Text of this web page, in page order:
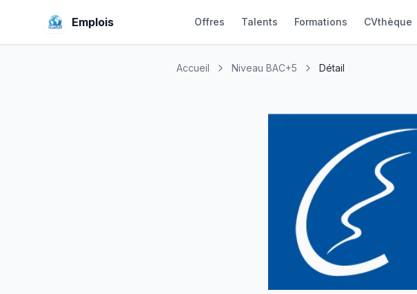
Emplois Offres Talents Formations CVthèque
Accueil Niveau BAC+5 Détail